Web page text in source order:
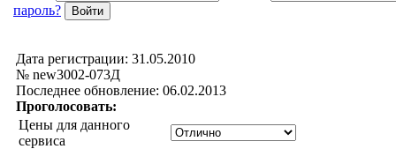
пароль?
Дата регистрации: 31.05.2010
№ new3002-073Д
Последнее обновление: 06.02.2013
Проголосовать:
Цены для данного
сервиса